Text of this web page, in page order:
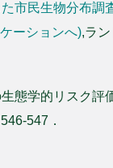
市民生物分布調
ーションへ),ラ
態学的リスク評
547．